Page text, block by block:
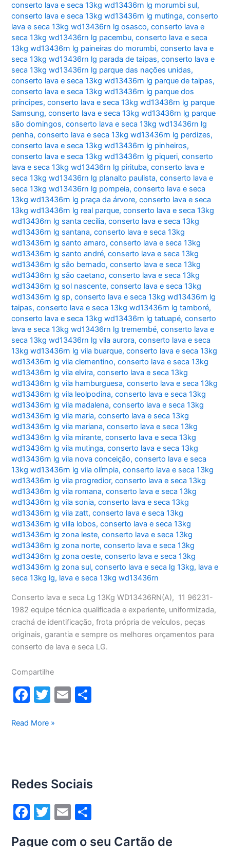
conserto lava e seca 13kg wd13436rn lg morumbi sul,
conserto lava e seca 13kg wd13436rn lg mutinga,conserto
lava e seca 13kg wd13436rn lg osasco,conserto lava e
seca 13kg wd13436rn lg pacembu,conserto lava e seca
13kg wd13436rn lg paineiras do morumbi,conserto lava e
seca 13kg wd13436rn lg parada de taipas,conserto lava e
seca 13kg wd13436rn lg parque das nações unidas,
conserto lava e seca 13kg wd13436rn lg parque de taipas,
conserto lava e seca 13kg wd13436rn lg parque dos
príncipes,conserto lava e seca 13kg wd13436rn lg parque
Samsung,conserto lava e seca 13kg wd13436rn lg parque
são domingos,conserto lava e seca 13kg wd13436rn lg
penha,conserto lava e seca 13kg wd13436rn lg perdizes,
conserto lava e seca 13kg wd13436rn lg pinheiros,
conserto lava e seca 13kg wd13436rn lg piqueri,conserto
lava e seca 13kg wd13436rn lg pirituba,conserto lava e
seca 13kg wd13436rn lg planalto paulista,conserto lava e
seca 13kg wd13436rn lg pompeia,conserto lava e seca
13kg wd13436rn lg praça da árvore,conserto lava e seca
13kg wd13436rn lg real parque,conserto lava e seca 13kg
wd13436rn lg santa cecília,conserto lava e seca 13kg
wd13436rn lg santana,conserto lava e seca 13kg
wd13436rn lg santo amaro,conserto lava e seca 13kg
wd13436rn lg santo andré,conserto lava e seca 13kg
wd13436rn lg são bernado,conserto lava e seca 13kg
wd13436rn lg são caetano,conserto lava e seca 13kg
wd13436rn lg sol nascente,conserto lava e seca 13kg
wd13436rn lg sp,conserto lava e seca 13kg wd13436rn lg
taipas,conserto lava e seca 13kg wd13436rn lg tamboré,
conserto lava e seca 13kg wd13436rn lg tatuapé,conserto
lava e seca 13kg wd13436rn lg tremembé,conserto lava e
seca 13kg wd13436rn lg vila aurora,conserto lava e seca
13kg wd13436rn lg vila buarque,conserto lava e seca 13kg
wd13436rn lg vila clementino,conserto lava e seca 13kg
wd13436rn lg vila elvira,conserto lava e seca 13kg
wd13436rn lg vila hamburguesa,conserto lava e seca 13kg
wd13436rn lg vila leolpodina,conserto lava e seca 13kg
wd13436rn lg vila madalena,conserto lava e seca 13kg
wd13436rn lg vila maria,conserto lava e seca 13kg
wd13436rn lg vila mariana,conserto lava e seca 13kg
wd13436rn lg vila mirante,conserto lava e seca 13kg
wd13436rn lg vila mutinga,conserto lava e seca 13kg
wd13436rn lg vila nova conceição,conserto lava e seca
13kg wd13436rn lg vila olímpia,conserto lava e seca 13kg
wd13436rn lg vila progredior,conserto lava e seca 13kg
wd13436rn lg vila romana,conserto lava e seca 13kg
wd13436rn lg vila sonia,conserto lava e seca 13kg
wd13436rn lg vila zatt,conserto lava e seca 13kg
wd13436rn lg villa lobos,conserto lava e seca 13kg
wd13436rn lg zona leste,conserto lava e seca 13kg
wd13436rn lg zona norte,conserto lava e seca 13kg
wd13436rn lg zona oeste,conserto lava e seca 13kg
wd13436rn lg zona sul,conserto lava e seca lg 13kg, lava e
seca 13kg lg, lava e seca 13kg wd13436rn
Conserto lava e seca Lg 13Kg WD13436RN(A), 11 96231-
1982 equipe técnica qualificada e experiente, uniformizada,
crachá de identificação, frota própria de veículos, peças
originais, garantia e sempre os melhores orçamentos para
conserto de lava e seca LG.
Compartilhe
F
c
o
o
k
T
itt
E
Conserto
13Kg
Read More »
Redes Sociais
F
T
E
Pague com o seu Cartão de